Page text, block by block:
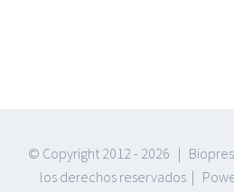
© Copyright 2012 - 2026 |
los derechos reservados |